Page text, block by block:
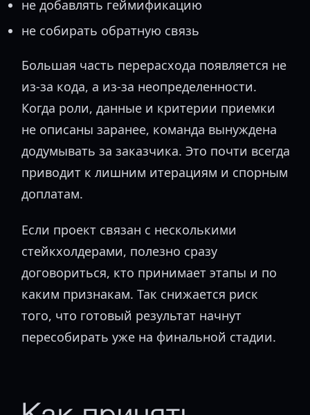
не добавлять геймификацию
не собирать обратную связь
Большая часть перерасхода появляется не
из-за кода, а из-за неопределенности.
Когда роли, данные и критерии приемки
не описаны заранее, команда вынуждена
додумывать за заказчика. Это почти всегда
приводит к лишним итерациям и спорным
доплатам.
Если проект связан с несколькими
стейкхолдерами, полезно сразу
договориться, кто принимает этапы и по
каким признакам. Так снижается риск
того, что готовый результат начнут
пересобирать уже на финальной стадии.